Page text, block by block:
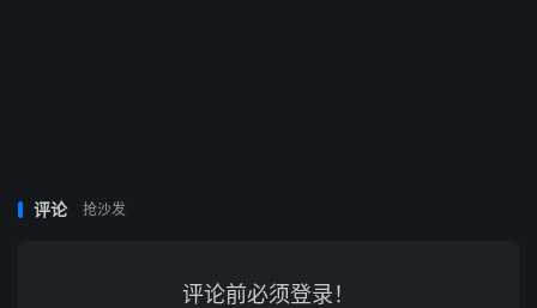
评论 抢沙发
评论前必须登录！